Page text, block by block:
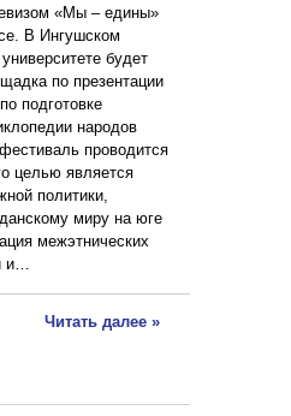
«Мы – едины»
В Ингушском
будет
по презентации
подготовке
народов
проводится
целью является
политики,
миру на юге
межэтнических
и…
Читать далее »